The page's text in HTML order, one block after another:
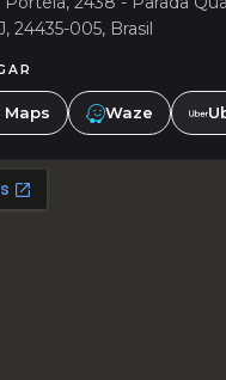
24435-005, Brasil
Maps Waze